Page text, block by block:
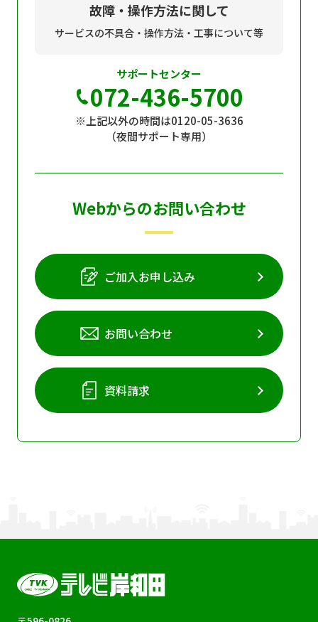
故障・操作方法に関して
サービスの不具合・操作方法・工事について等
サポートセンター
072-436-5700
※上記以外の時間は0120-05-3636
（夜間サポート専用）
Webからのお問い合わせ
ご加入お申し込み
お問い合わせ
資料請求